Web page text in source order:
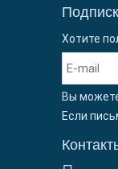
Хотите
Вы
Если